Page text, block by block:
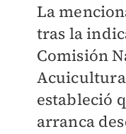
La
tras la
Comisión
Acuicultura
estableció
arranca